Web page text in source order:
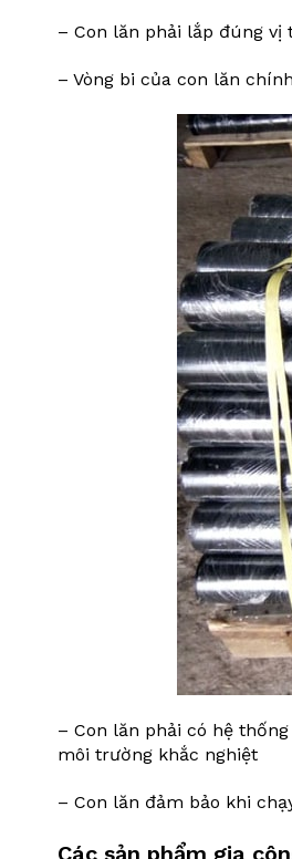
– Con lăn phải lắp đúng
– Vòng bi của con lăn
– Con lăn phải có hệ
môi trường khắc nghiệt
– Con lăn đảm bảo khi
Các sản phẩm gia